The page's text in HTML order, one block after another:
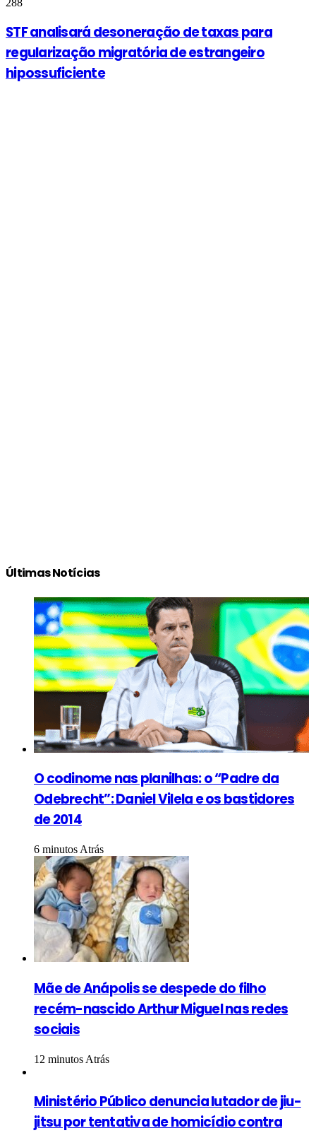
STF analisará desoneração de taxas para
regularização migratória de estrangeiro
hipossuficiente
Últimas Notícias
O codinome nas planilhas: o “Padre da
Odebrecht”: Daniel Vilela e os bastidores
de 2014
6 minutos Atrás
Mãe de Anápolis se despede do filho
recém-nascido Arthur Miguel nas redes
sociais
12 minutos Atrás
Ministério Público denuncia lutador de jiu-
jitsu por tentativa de homicídio contra